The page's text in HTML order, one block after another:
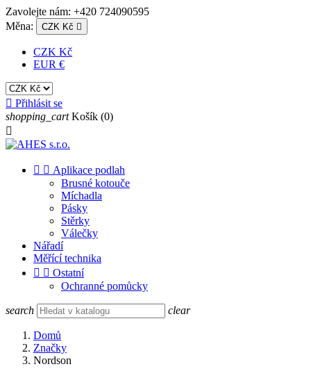
Zavolejte nám: +420 724090595
Měna:
CZK Kč 
CZK Kč
EUR €
 Přihlásit se
shopping_cart Košík (0)

  Aplikace podlah
Brusné kotouče
Míchadla
Pásky
Stěrky
Válečky
Nářadí
Měřící technika
  Ostatní
Ochranné pomůcky
search clear
Domů
Značky
Nordson